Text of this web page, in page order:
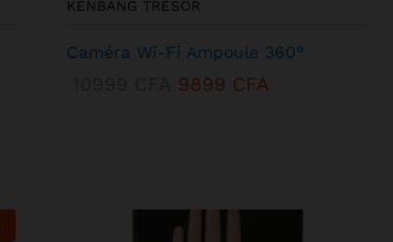
KENBANG TRÉSOR
Caméra Wi-Fi Ampoule 360°
9899 CFA